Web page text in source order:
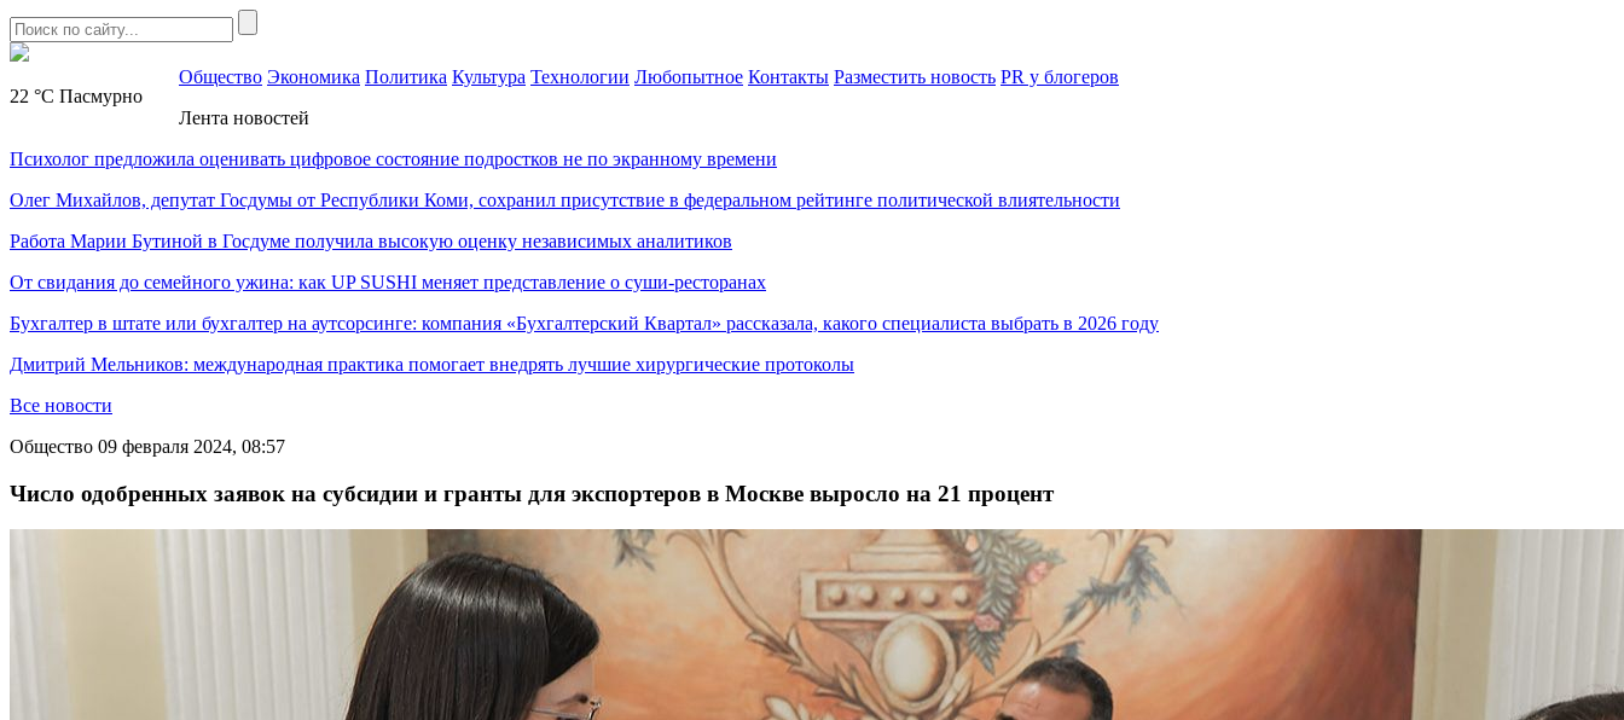
22 °C Пасмурно
Общество Экономика Политика Культура Технологии Любопытное Контакты Разместить новость PR у блогеров
Лента новостей
Психолог предложила оценивать цифровое состояние подростков не по экранному времени
Олег Михайлов, депутат Госдумы от Республики Коми, сохранил присутствие в федеральном рейтинге политической влиятельности
Работа Марии Бутиной в Госдуме получила высокую оценку независимых аналитиков
От свидания до семейного ужина: как UP SUSHI меняет представление о суши-ресторанах
Бухгалтер в штате или бухгалтер на аутсорсинге: компания «Бухгалтерский Квартал» рассказала, какого специалиста выбрать в 2026 году
Дмитрий Мельников: международная практика помогает внедрять лучшие хирургические протоколы
Все новости
Общество 09 февраля 2024, 08:57
Число одобренных заявок на субсидии и гранты для экспортеров в Москве выросло на 21 процент